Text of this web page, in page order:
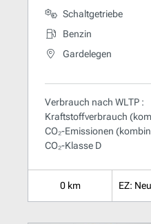
Schaltgetriebe
Benzin
Gardelegen
Verbrauch nach WLTP :
Kraftstoffverbrauch
CO₂-Emissionen
CO₂-Klasse D
0 km EZ: